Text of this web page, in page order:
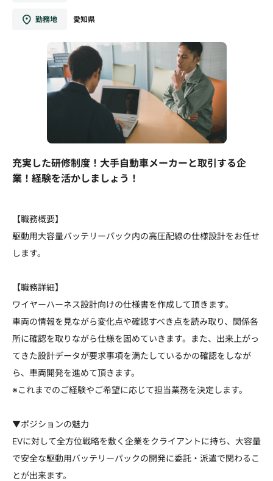
勤務地 愛知県
充実した研修制度！大手自動車メーカーと取引する企
業！経験を活かしましょう！
【職務概要】
駆動用大容量バッテリーパック内の高圧配線の仕様設計をお任せ
します。
【職務詳細】
ワイヤーハーネス設計向けの仕様書を作成して頂きます。
車両の情報を見ながら変化点や確認すべき点を読み取り、関係各
所に確認を取りながら仕様を固めていきます。また、出来上がっ
てきた設計データが要求事項を満たしているかの確認をしなが
ら、車両開発を進めて頂きます。
※これまでのご経験やご希望に応じて担当業務を決定します。
▼ポジションの魅力
EVに対して全方位戦略を敷く企業をクライアントに持ち、大容量
で安全な駆動用バッテリーパックの開発に委託・派遣で関わるこ
とが出来ます。